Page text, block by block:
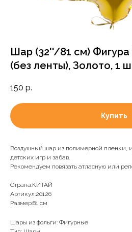
Шар (32''/81 см) Фигура
(без ленты), Золото, 1
150 р.
Купить
Воздушный шар из полимерной пленки,
детских игр и забав.
Рекомендуем повязать атласную или
Страна:КИТАЙ
Артикул:20126
Размер:81 см
Шары из фольги: Фигурные
Доставка и оплата
Мы оперативно доставляем по
МО. Доставка в ближайшие регионы
обговаривается в индивидуальном
порядке.